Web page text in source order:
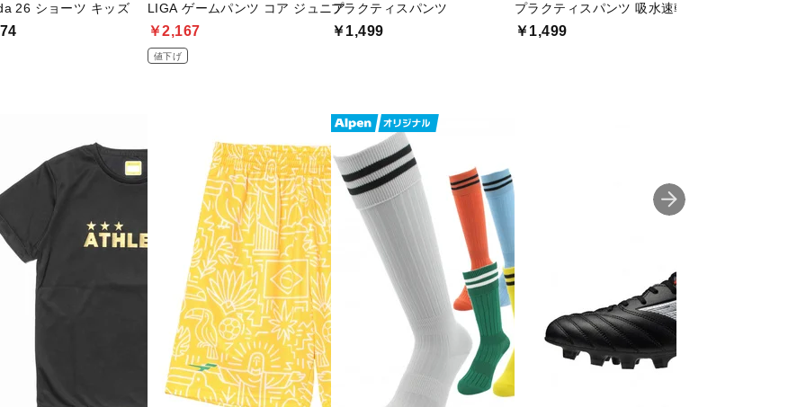
26 ショーツ キッズ LIGA ゲームパンツ コア ジュニア
￥2,167
値下げ
プラクティスパンツ
￥1,499
プラクティスパンツ 吸水速乾(iDRY)/UPF50+
￥1,499